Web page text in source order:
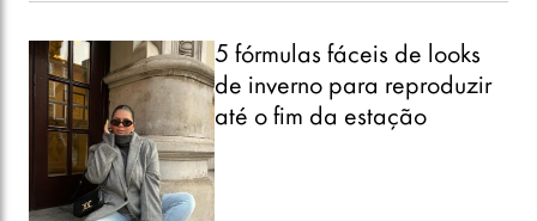
5 fórmulas fáceis de looks
de inverno para reproduzir
até o fim da estação